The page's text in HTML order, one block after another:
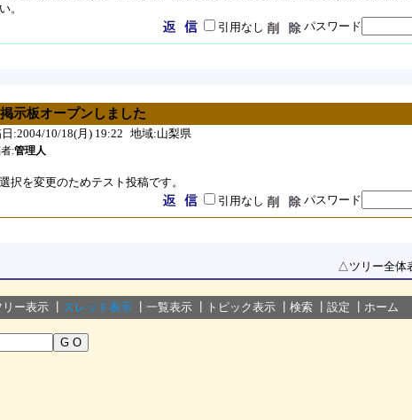
。
引用なし
パスワード
示板オープンしました
:2004/10/18(月) 19:22 地域:山梨県
:管理人
択を変更のためテスト投稿です。
引用なし
パスワード
△ツリー全体
リー表示 スレッド表示 一覧表示 トピック表示 検索 設定
ホーム